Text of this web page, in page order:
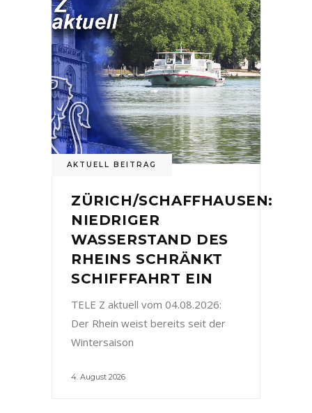
AKTUELL BEITRAG
ZÜRICH/SCHAFFHAUSEN:
NIEDRIGER
WASSERSTAND DES
RHEINS SCHRÄNKT
SCHIFFFAHRT EIN
TELE Z aktuell vom 04.08.2026:
Der Rhein weist bereits seit der
Wintersaison
4. August 2026